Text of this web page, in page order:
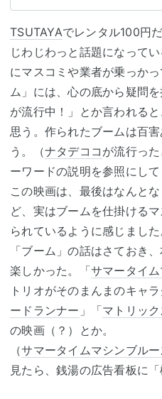
TSUTAYAでレンタル100円
じわじわっと話題になって
にマスコミや業者が乗っか
ム」には、心の底から疑問
が流行中！」とか言われる
思う。作られたブームは百
う。（ナタデココ が流行っ
ーワードの説明を参照にして
この映画は、最後はなんと
ど、実はブームを仕掛ける
られているように感じました
「ブーム」の話はさておき
楽しかった。「サマータイ
トリオがそのまんまのキャ
ードランナー 」「マトリック
の映画（？）とか。
（サマータイムマシンブルー
見たら、銭湯の広告看板に